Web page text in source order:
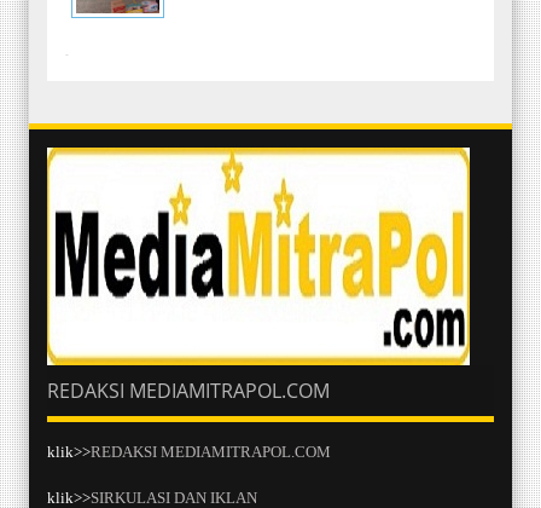
-
REDAKSI MEDIAMITRAPOL.COM
klik>>REDAKSI MEDIAMITRAPOL.COM
klik>>SIRKULASI DAN IKLAN